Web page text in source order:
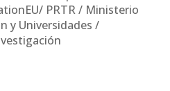
PRTR / Ministerio
y Universidades /